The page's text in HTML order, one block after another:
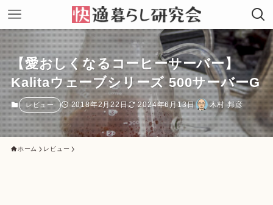
【愛おしくなるコーヒーサーバー】
Kalitaウェーブシリーズ 500サーバーG
レビュー 2018年2月22日 2024年6月13日 木村 邦彦
ホーム レビュー